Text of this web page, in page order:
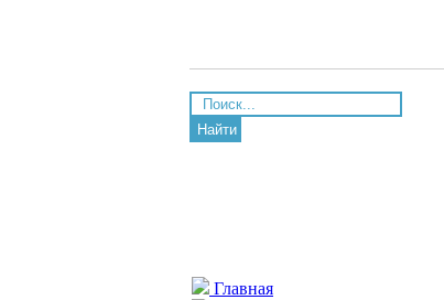
Найти
Главная